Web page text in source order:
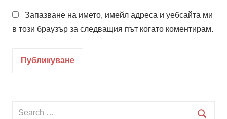
Запазване на името, имейл адреса и уебсайта ми
в този браузър за следващия път когато коментирам.
Search